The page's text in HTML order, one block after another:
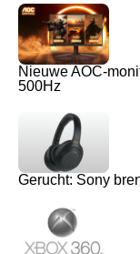
Nieuwe AOC-
500Hz
Gerucht: Sony